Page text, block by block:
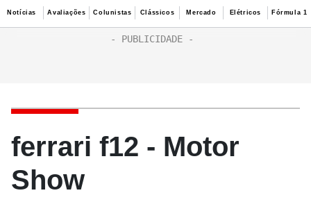
Notícias Avaliações Colunistas Clássicos Mercado Elétricos Fórmula 1
ferrari f12 - Motor
Show